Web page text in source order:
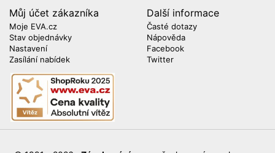
Můj účet zákazníka
Moje EVA.cz
Stav objednávky
Nastavení
Zasílání nabídek
Další informace
Časté dotazy
Nápověda
Facebook
Twitter